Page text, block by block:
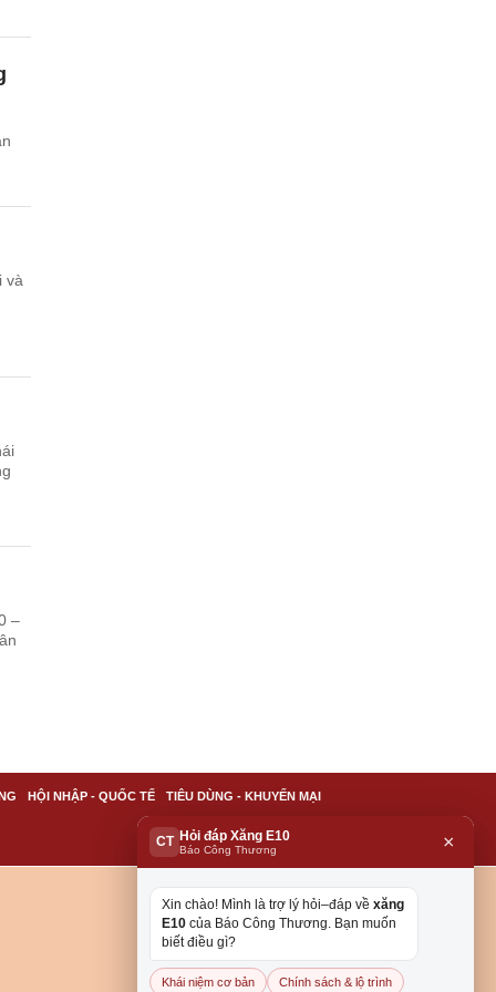
và
–
HỘI NHẬP - QUỐC TẾ TIÊU DÙNG - KHUYẾN MẠI
CT Hỏi đáp Xăng E10
Báo Công Thương ×
Xin chào! Mình là trợ lý hỏi–đáp về xăng
E10 của Báo Công Thương. Bạn muốn
biết điều gì?
Khái niệm cơ bản Chính sách & lộ trình